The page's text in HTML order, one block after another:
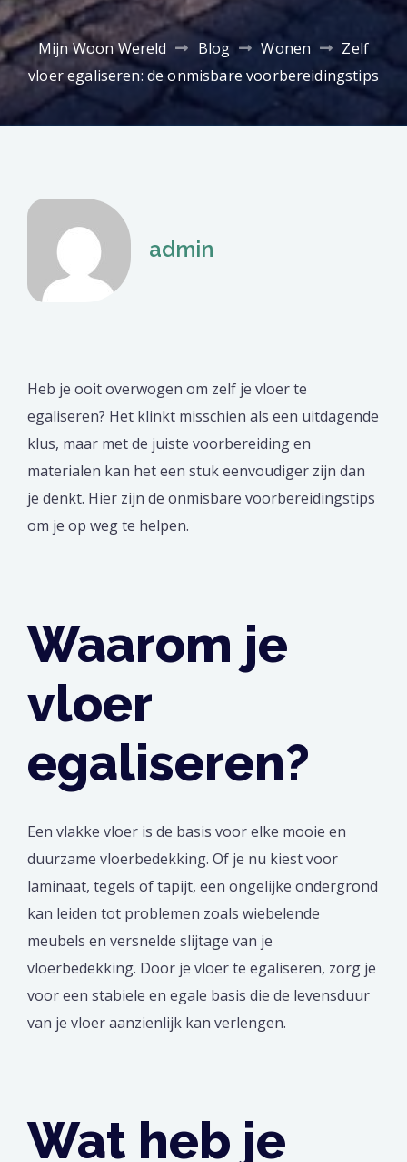
Mijn Woon Wereld Blog Wonen
Zelf
vloer egaliseren: de onmisbare voorbereidingstips
admin
Heb je ooit overwogen om zelf je vloer te
egaliseren? Het klinkt misschien als een uitdagende
klus, maar met de juiste voorbereiding en
materialen kan het een stuk eenvoudiger zijn dan
je denkt. Hier zijn de onmisbare voorbereidingstips
om je op weg te helpen.
Waarom je
vloer
egaliseren?
Een vlakke vloer is de basis voor elke mooie en
duurzame vloerbedekking. Of je nu kiest voor
laminaat, tegels of tapijt, een ongelijke ondergrond
kan leiden tot problemen zoals wiebelende
meubels en versnelde slijtage van je
vloerbedekking. Door je vloer te egaliseren, zorg je
voor een stabiele en egale basis die de levensduur
van je vloer aanzienlijk kan verlengen.
Wat heb je